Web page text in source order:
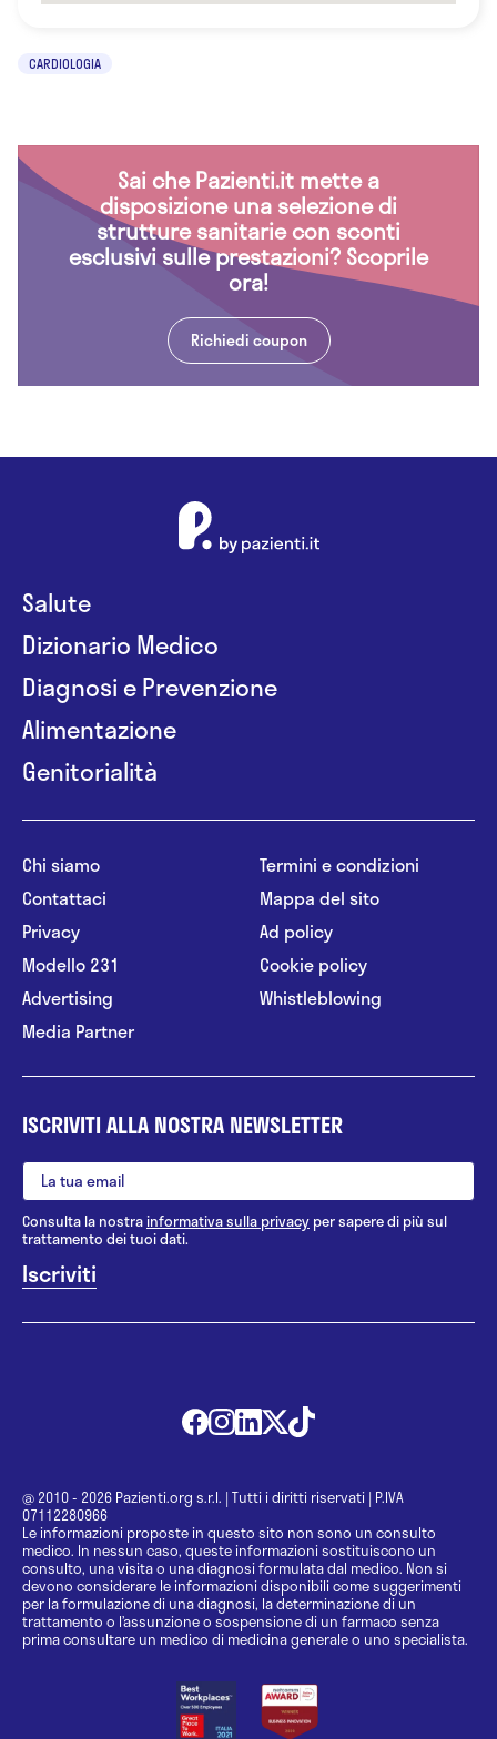
CARDIOLOGIA
Sai che Pazienti.it mette a
disposizione una selezione di
strutture sanitarie con sconti
esclusivi sulle prestazioni? Scoprile
ora!
Richiedi coupon
Salute
Dizionario Medico
Diagnosi e Prevenzione
Alimentazione
Genitorialità
Chi siamo
Contattaci
Privacy
Modello 231
Advertising
Media Partner
Termini e condizioni
Mappa del sito
Ad policy
Cookie policy
Whistleblowing
ISCRIVITI ALLA NOSTRA NEWSLETTER
Consulta la nostrainformativa sulla privacy per sapere di più sul
trattamento dei tuoi dati.
@ 2010 - 2026 Pazienti.org s.r.l. | Tutti i diritti riservati | P.IVA
07112280966
Le informazioni proposte in questo sito non sono un consulto
medico. In nessun caso, queste informazioni sostituiscono un
consulto, una visita o una diagnosi formulata dal medico. Non si
devono considerare le informazioni disponibili come suggerimenti
per la formulazione di una diagnosi, la determinazione di un
trattamento o l’assunzione o sospensione di un farmaco senza
prima consultare un medico di medicina generale o uno specialista.